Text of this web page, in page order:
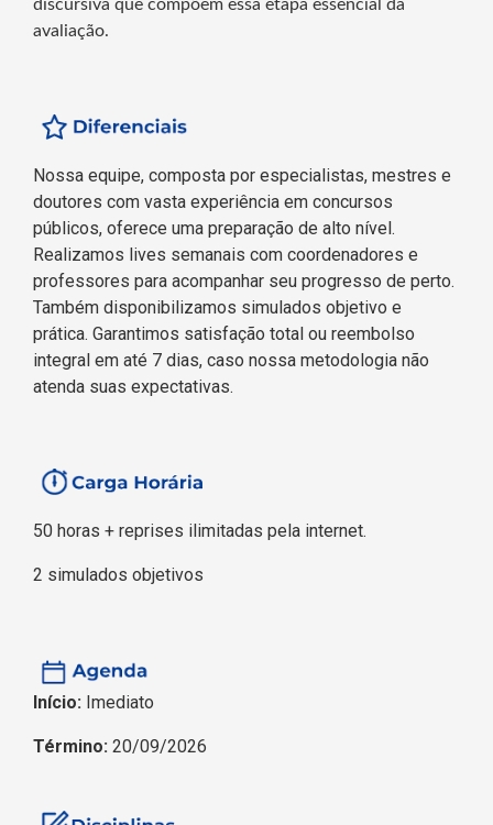
discursiva que compõem essa etapa essencial da
avaliação.
Nossa equipe, composta por especialistas, mestres e
doutores com vasta experiência em concursos
públicos, oferece uma preparação de alto nível.
Realizamos lives semanais com coordenadores e
professores para acompanhar seu progresso de perto.
Também disponibilizamos simulados objetivo e
prática. Garantimos satisfação total ou reembolso
integral em até 7 dias, caso nossa metodologia não
atenda suas expectativas.
50 horas + reprises ilimitadas pela internet.
2 simulados objetivos
Início: Imediato
Término: 20/09/2026